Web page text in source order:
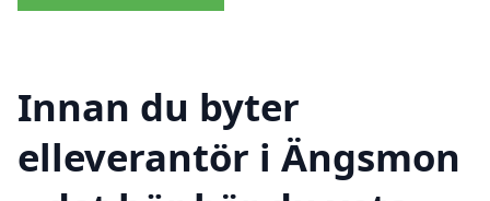
Innan du byter
elleverantör i Ängsmon